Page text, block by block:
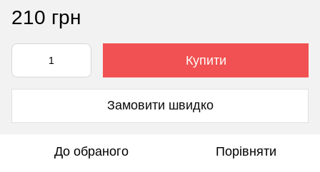
210 грн
Купити
Замовити швидко
До обраного Порівняти